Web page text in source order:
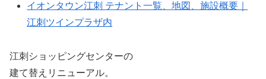
イオンタウン江刺 テナント一覧、地図、施設概要｜
江刺ツインプラザ内
江刺ショッピングセンターの
建て替えリニューアル。